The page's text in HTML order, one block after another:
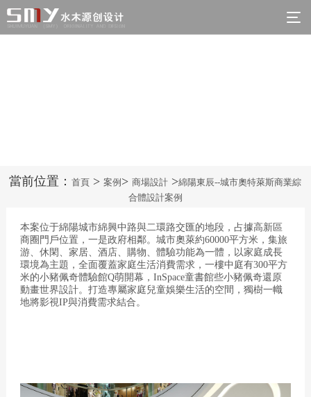
當前位置：首頁 >案例 >商場設計 >綿陽東辰--城市奧特萊斯商業綜
合體設計案例
本案位于綿陽城市綿興中路與二環路交匯的地段，占據高新區
商圈門戶位置，一是政府相鄰。城市奧萊約60000平方米，集旅
游、休閑、家居、酒店、購物、體驗功能為一體，以家庭成長
環境為主題，全面覆蓋家庭生活消費需求，一樓中庭有300平方
米的小豬佩奇體驗館Q萌開幕，InSpace童書館些小豬佩奇還原
動畫世界設計。打造專屬家庭兒童娛樂生活的空間，獨樹一幟
地將影視IP與消費需求結合。